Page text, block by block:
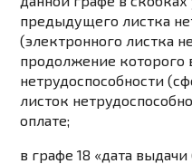
предыдущего листка
(электронного листка
продолжение которого
нетрудоспособности
листок
оплате;
в графе 18 «дата